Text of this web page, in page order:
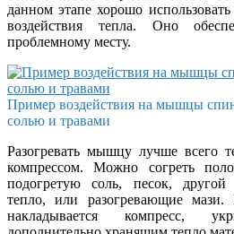
данном этапе хорошо
воздействия тепла. Оно
проблемному месту.
Пример воздействия на мышцы
солью и травами
Разогревать мышцу лучше всего
компрессом. Можно согреть
подогретую соль, песок,
тепло, или разогревающие
накладывается компресс,